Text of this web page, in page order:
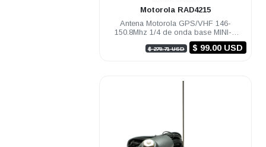
Motorola RAD4215
Antena Motorola GPS/VHF 146-
150.8Mhz 1/4 de onda base MINI-U
cable montaje y conectores DGM8000e
$ 270.71 USD $ 99.00 USD